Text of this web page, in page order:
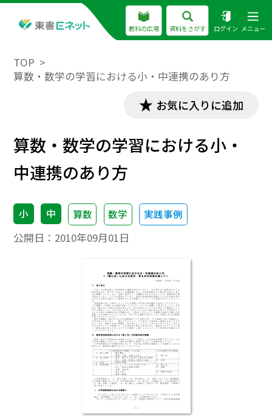
教科の広場 資料をさがす ログイン メニュー
TOP
算数・数学の学習における小・中連携のあり方
お気に入りに追加
算数・数学の学習における小・
中連携のあり方
小 中 算数 数学 実践事例
公開日： 2010年09月01日